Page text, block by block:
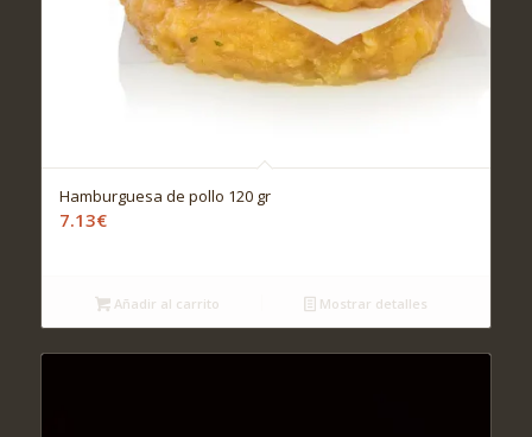
Hamburguesa de pollo 120 gr
7.13€
Añadir al carrito Mostrar detalles